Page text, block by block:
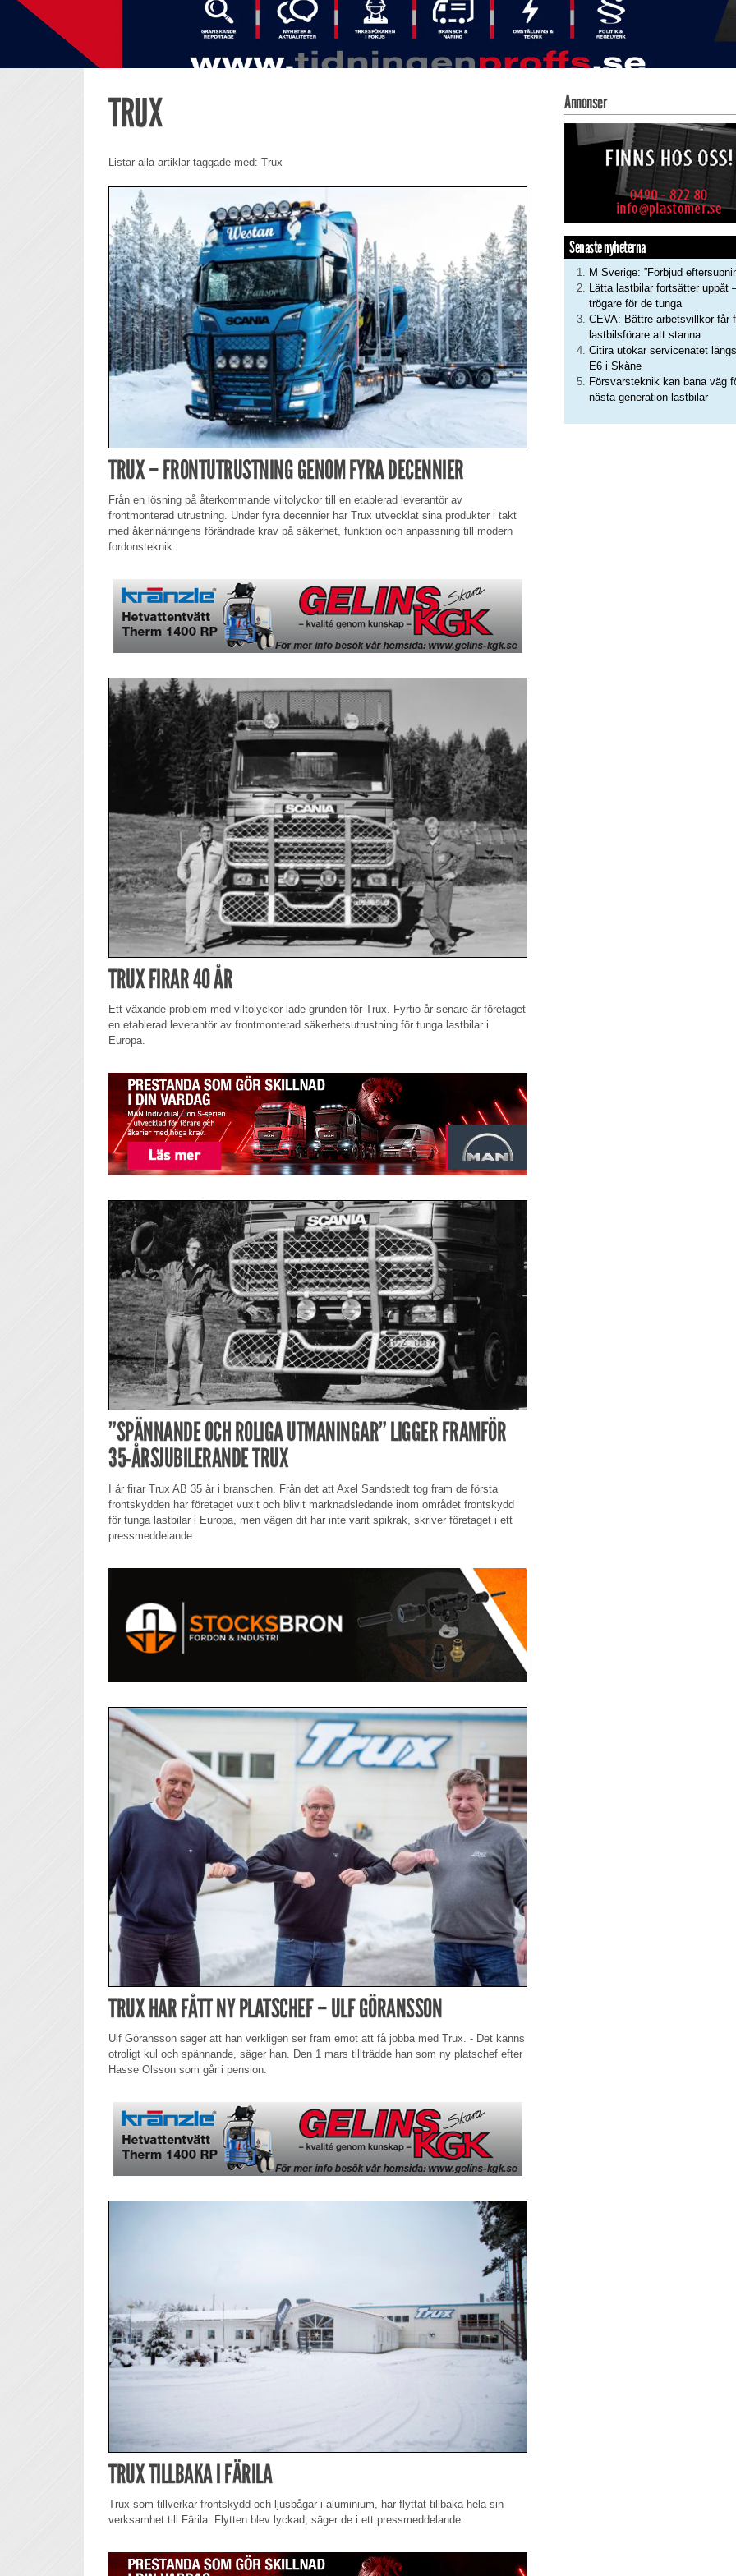
TRUX
Listar alla artiklar taggade med: Trux
TRUX – FRONTUTRUSTNING GENOM FYRA DECENNIER
Från en lösning på återkommande viltolyckor till en etablerad leverantör av
frontmonterad utrustning. Under fyra decennier har Trux utvecklat sina produkter i takt
med åkerinäringens förändrade krav på säkerhet, funktion och anpassning till modern
fordonsteknik.
TRUX FIRAR 40 ÅR
Ett växande problem med viltolyckor lade grunden för Trux. Fyrtio år senare är företaget
en etablerad leverantör av frontmonterad säkerhetsutrustning för tunga lastbilar i
Europa.
”SPÄNNANDE OCH ROLIGA UTMANINGAR” LIGGER FRAMFÖR
35-ÅRSJUBILERANDE TRUX
I år firar Trux AB 35 år i branschen. Från det att Axel Sandstedt tog fram de första
frontskydden har företaget vuxit och blivit marknadsledande inom området frontskydd
för tunga lastbilar i Europa, men vägen dit har inte varit spikrak, skriver företaget i ett
pressmeddelande.
TRUX HAR FÅTT NY PLATSCHEF – ULF GÖRANSSON
Ulf Göransson säger att han verkligen ser fram emot att få jobba med Trux. - Det känns
otroligt kul och spännande, säger han. Den 1 mars tillträdde han som ny platschef efter
Hasse Olsson som går i pension.
TRUX TILLBAKA I FÄRILA
Trux som tillverkar frontskydd och ljusbågar i aluminium, har flyttat tillbaka hela sin
verksamhet till Färila. Flytten blev lyckad, säger de i ett pressmeddelande.
Annonser
Senaste nyheterna
M Sverige: ”Förbjud
Lätta lastbilar fortsätter uppåt
trögare för de tunga
CEVA: Bättre arbetsvillkor får
lastbilsförare att stanna
Citira utökar servicenätet längs
E6 i Skåne
Försvarsteknik kan bana väg
nästa generation lastbilar